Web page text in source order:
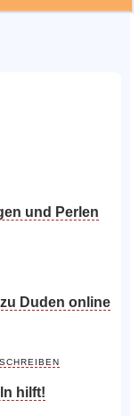
und Perlen
Duden online
SCHREIBEN
hilft!